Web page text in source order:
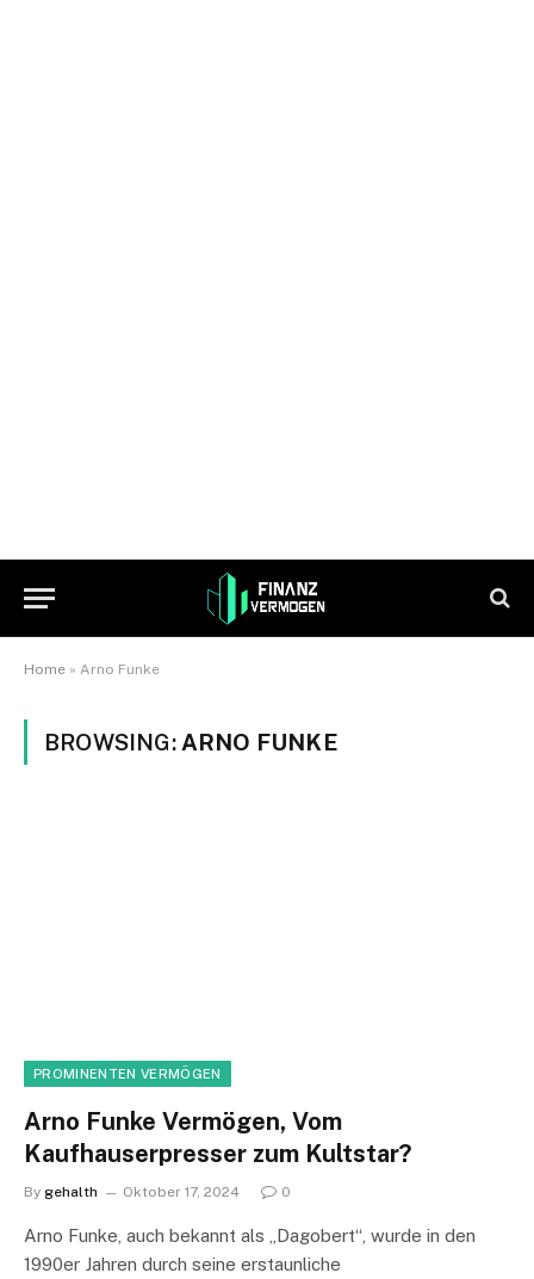
Home » Arno Funke
BROWSING: ARNO FUNKE
PROMINENTEN VERMÖGEN
Arno Funke Vermögen, Vom
Kaufhauserpresser zum Kultstar?
By gehalth Oktober 17, 2024 0
Arno Funke, auch bekannt als „Dagobert“, wurde in den
1990er Jahren durch seine erstaunliche